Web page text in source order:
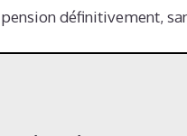
définitivement,